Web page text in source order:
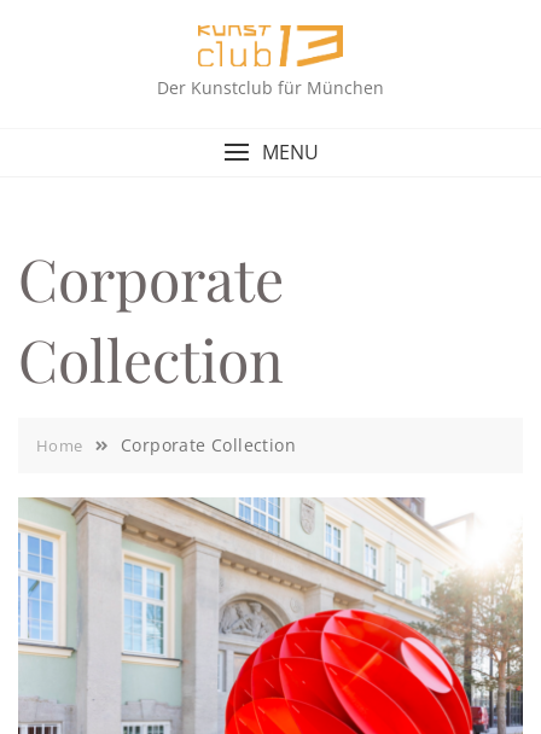
Der Kunstclub für München
MENU
Corporate
Collection
Home Corporate Collection